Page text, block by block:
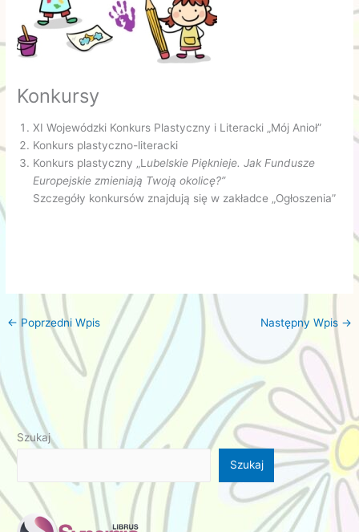
Konkursy
XI Wojewódzki Konkurs Plastyczny i Literacki „Mój Anioł”
Konkurs plastyczno-literacki
Konkurs plastyczny „L ubelskie Pięknieje. Jak Fundusze
Europejskie zmieniają Twoją okolicę?”
Szczegóły konkursów znajdują się w zakładce „Ogłoszenia”
← Poprzedni Wpis Następny Wpis →
Szukaj
Szukaj